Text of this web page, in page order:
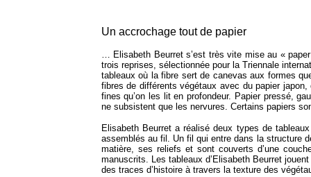
Un accrochage tout de papier
… Elisabeth Beurret s’est très vite mise au «
trois reprises, sélectionnée pour la Triennale
tableaux où la fibre sert de canevas aux formes
fibres de différents végétaux avec du papier
fines qu’on les lit en profondeur. Papier pressé,
ne subsistent que les nervures. Certains papiers
Elisabeth Beurret a réalisé deux types de
assemblés au fil. Un fil qui entre dans la structure
matière, ses reliefs et sont couverts d’une
manuscrits. Les tableaux d’Elisabeth Beurret
des traces d’histoire à travers la texture des